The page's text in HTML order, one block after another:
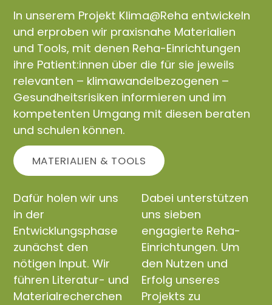
In unserem Projekt Klima@Reha entwickeln
und erproben wir praxisnahe Materialien
und Tools, mit denen Reha-Einrichtungen
ihre Patient:innen über die für sie jeweils
relevanten – klimawandelbezogenen –
Gesundheitsrisiken informieren und im
kompetenten Umgang mit diesen beraten
und schulen können.
MATERIALIEN & TOOLS
Dafür holen wir uns
in der
Entwicklungsphase
zunächst den
nötigen Input. Wir
führen Literatur- und
Materialrecherchen
Dabei unterstützen
uns sieben
engagierte Reha-
Einrichtungen. Um
den Nutzen und
Erfolg unseres
Projekts zu